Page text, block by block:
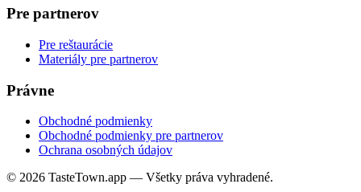
Pre partnerov
Pre reštaurácie
Materiály pre partnerov
Právne
Obchodné podmienky
Obchodné podmienky pre partnerov
Ochrana osobných údajov
© 2026 TasteTown.app — Všetky práva vyhradené.